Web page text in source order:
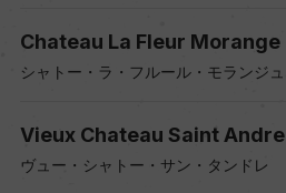
Chateau La Fleur Morange
シャトー・ラ・フルール・モランジュ
Vieux Chateau Saint Andre
ヴュー・シャトー・サン・タンドレ